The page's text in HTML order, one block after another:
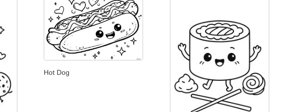
Hot Dog